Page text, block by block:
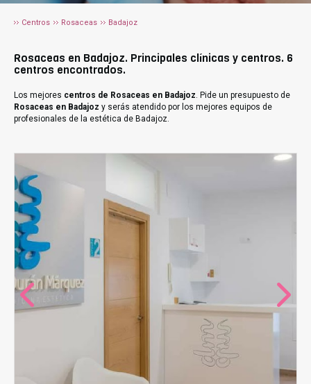
Centros Rosaceas Badajoz
Rosaceas en Badajoz. Principales clínicas y centros. 6
centros encontrados.
Los mejores centros de Rosaceas en Badajoz. Pide un presupuesto de
Rosaceas en Badajoz y serás atendido por los mejores equipos de
profesionales de la estética de Badajoz.